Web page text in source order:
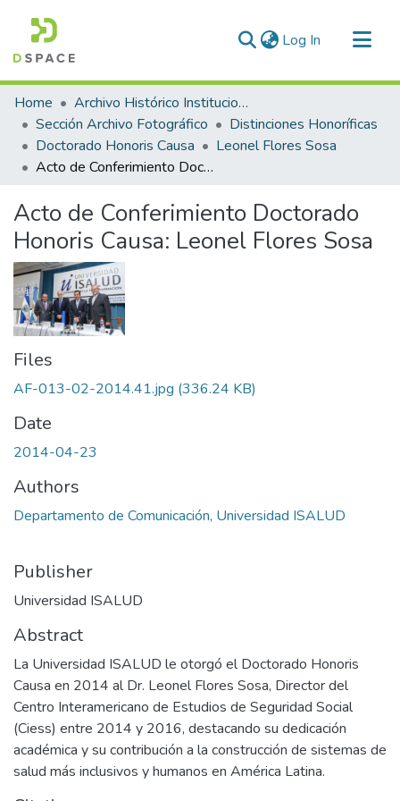
Log In (current)
Communities & Collections
All of DSpace
Statistics
Home
Archivo Histórico Institucional
Sección Archivo Fotográfico
Distinciones Honoríficas
Doctorado Honoris Causa
Leonel Flores Sosa
Acto de Conferimiento Doctorado Honoris Causa: Leonel Flores Sosa
Acto de Conferimiento Doctorado
Honoris Causa: Leonel Flores Sosa
Files
AF-013-02-2014.41.jpg (336.24 KB)
Date
2014-04-23
Authors
Departamento de Comunicación, Universidad ISALUD
Publisher
Universidad ISALUD
Abstract
La Universidad ISALUD le otorgó el Doctorado Honoris
Causa en 2014 al Dr. Leonel Flores Sosa, Director del
Centro Interamericano de Estudios de Seguridad Social
(Ciess) entre 2014 y 2016, destacando su dedicación
académica y su contribución a la construcción de sistemas de
salud más inclusivos y humanos en América Latina.